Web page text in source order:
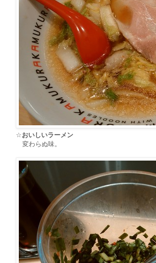
☆おいしいラーメン
変わらぬ味。